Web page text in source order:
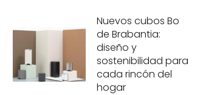
Nuevos cubos Bo
de Brabantia:
diseño y
sostenibilidad para
cada rincón del
hogar